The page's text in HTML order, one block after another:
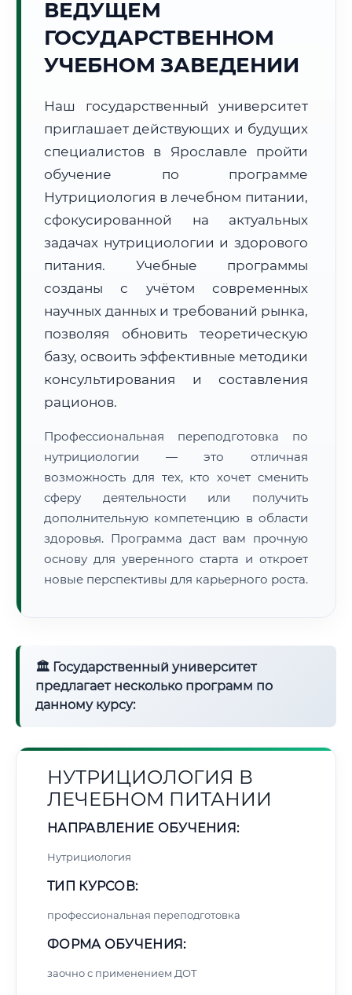
🌅 Восход: 04:30
📍 Региональная справка г. Ярославль
Почтовые индексы:
150000–150999
Часовой пояс:
МСК (UTC+3)
Формат учебы:
Дистанционно
🗺️ Зона обслуживания: г. Ярославль
• Маршрут транзита:~2 624 км
• Экспресс-доставка СДЭК / Почтой:4–6 рабочих дней
📜 Документы и аккредитация
🔍Нажмите на документ для увеличения и просмотра
ВЕДУЩЕМ
ГОСУДАРСТВЕННОМ
УЧЕБНОМ ЗАВЕДЕНИИ
Наш государственный университет
приглашает действующих и будущих
специалистов в Ярославле пройти
обучение по программе
Нутрициология в лечебном питании,
сфокусированной на актуальных
задачах нутрициологии и здорового
питания. Учебные программы
созданы с учётом современных
научных данных и требований рынка,
позволяя обновить теоретическую
базу, освоить эффективные методики
консультирования и составления
рационов.
Профессиональная переподготовка по
нутрициологии — это отличная
возможность для тех, кто хочет сменить
сферу деятельности или получить
дополнительную компетенцию в области
здоровья. Программа даст вам прочную
основу для уверенного старта и откроет
новые перспективы для карьерного роста.
🏛 Государственный университет
предлагает несколько программ по
данному курсу:
НУТРИЦИОЛОГИЯ В
ЛЕЧЕБНОМ ПИТАНИИ
НАПРАВЛЕНИЕ ОБУЧЕНИЯ:
Нутрициология
ТИП КУРСОВ:
профессиональная переподготовка
ФОРМА ОБУЧЕНИЯ:
заочно с применением ДОТ